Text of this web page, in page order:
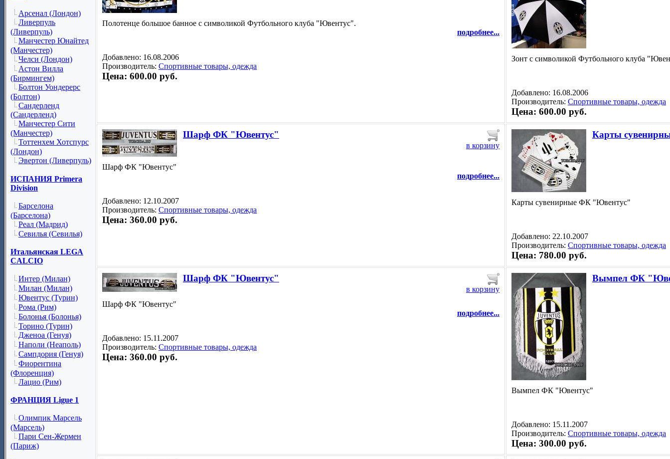
Арсенал (Лондон)
Ливерпуль
(Ливерпуль)
Манчестер Юнайтед
(Манчестер)
Челси (Лондон)
Астон Вилла
(Бирмингем)
Болтон Уондерерс
(Болтон)
Сандерленд
(Сандерленд)
Манчестер Сити
(Манчестер)
Тоттенхем Хотспурс
(Лондон)
Эвертон (Ливерпуль)
ИСПАНИЯ Primera
Division
Барселона
(Барселона)
Реал (Мадрид)
Севилья (Севилья)
Итальянская LEGA
CALCIO
Интер (Милан)
Милан (Милан)
Ювентус (Турин)
Рома (Рим)
Болонья (Болонья)
Торино (Турин)
Дженоа (Генуя)
Наполи (Неаполь)
Сампдория (Генуя)
Фиорентина
(Флоренция)
Лацио (Рим)
ФРАНЦИЯ Ligue 1
Олимпик Марсель
(Марсель)
Пари Сен-Жермен
(Париж)
Полотенце большое банное с символикой Футбольного клуба "Ювентус".
подробнее...
Добавлено: 16.08.2006
Производитель: Спортивные товары, одежда
Цена: 600.00 руб.
Зонт с символикой Футбольного клуба
Добавлено: 16.08.2006
Производитель: Спортивные товары, одежда
Цена: 600.00 руб.
Шарф ФК "Ювентус"
в корзину
Шарф ФК "Ювентус"
подробнее...
Добавлено: 12.10.2007
Производитель: Спортивные товары, одежда
Цена: 360.00 руб.
Карты
Карты сувенирные ФК "Ювентус"
Добавлено: 22.10.2007
Производитель: Спортивные товары, одежда
Цена: 780.00 руб.
Шарф ФК "Ювентус"
в корзину
Шарф ФК "Ювентус"
подробнее...
Добавлено: 15.11.2007
Производитель: Спортивные товары, одежда
Цена: 360.00 руб.
Вымпел ФК
Вымпел ФК "Ювентус"
Добавлено: 15.11.2007
Производитель: Спортивные товары, одежда
Цена: 300.00 руб.